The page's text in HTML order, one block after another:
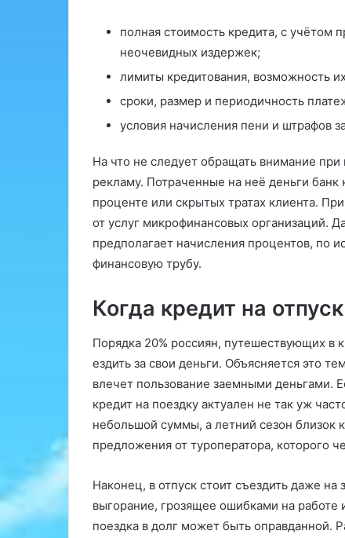
полная стоимость кредита, с учётом
неочевидных издержек;
лимиты кредитования, возможность
сроки, размер и периодичность
условия начисления пени и штрафов
На что не следует обращать внимание
рекламу. Потраченные на неё деньги
проценте или скрытых тратах клиента.
от услуг микрофинансовых организаций.
предполагает начисления процентов, по
финансовую трубу.
Когда кредит на
Порядка 20% россиян, путешествующих в
ездить за свои деньги. Объясняется это
влечет пользование заемными деньгами.
кредит на поездку актуален не так уж
небольшой суммы, а летний сезон близок
предложения от туроператора, которого
Наконец, в отпуск стоит съездить даже
выгорание, грозящее ошибками на работе
поездка в долг может быть оправданной.